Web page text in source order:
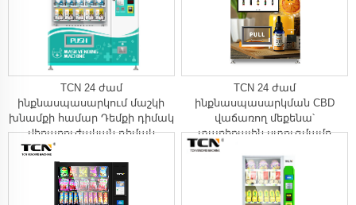
TCN 24 ժամ
ինքնասպասարկում մաշկի
խնամքի համար Դեմքի դիմակ
վիրաբուժական դիմակ
կցորդիչ մեքենա
TCN 24 ժամ
ինքնասպասարկման CBD
վաճառող մեքենա՝
տարիքային ստուգմամբ